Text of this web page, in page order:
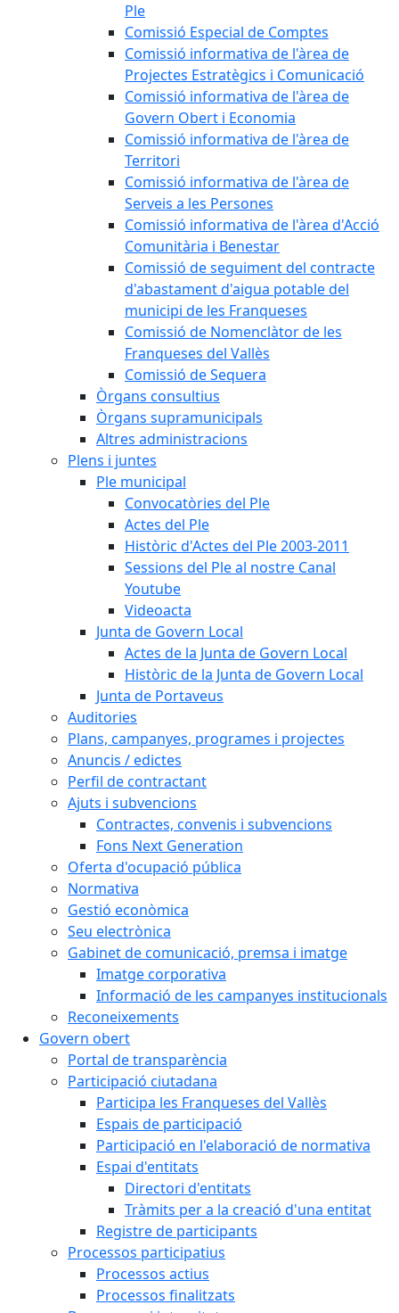
Ple
Comissió Especial de Comptes
Comissió informativa de l'àrea de
Projectes Estratègics i Comunicació
Comissió informativa de l'àrea de
Govern Obert i Economia
Comissió informativa de l'àrea de
Territori
Comissió informativa de l'àrea de
Serveis a les Persones
Comissió informativa de l'àrea d'Acció
Comunitària i Benestar
Comissió de seguiment del contracte
d'abastament d'aigua potable del
municipi de les Franqueses
Comissió de Nomenclàtor de les
Franqueses del Vallès
Comissió de Sequera
Òrgans consultius
Òrgans supramunicipals
Altres administracions
Plens i juntes
Ple municipal
Convocatòries del Ple
Actes del Ple
Històric d'Actes del Ple 2003-2011
Sessions del Ple al nostre Canal
Youtube
Videoacta
Junta de Govern Local
Actes de la Junta de Govern Local
Històric de la Junta de Govern Local
Junta de Portaveus
Auditories
Plans, campanyes, programes i projectes
Anuncis / edictes
Perfil de contractant
Ajuts i subvencions
Contractes, convenis i subvencions
Fons Next Generation
Oferta d'ocupació pública
Normativa
Gestió econòmica
Seu electrònica
Gabinet de comunicació, premsa i imatge
Imatge corporativa
Informació de les campanyes institucionals
Reconeixements
Govern obert
Portal de transparència
Participació ciutadana
Participa les Franqueses del Vallès
Espais de participació
Participació en l'elaboració de normativa
Espai d'entitats
Directori d'entitats
Tràmits per a la creació d'una entitat
Registre de participants
Processos participatius
Processos actius
Processos finalitzats